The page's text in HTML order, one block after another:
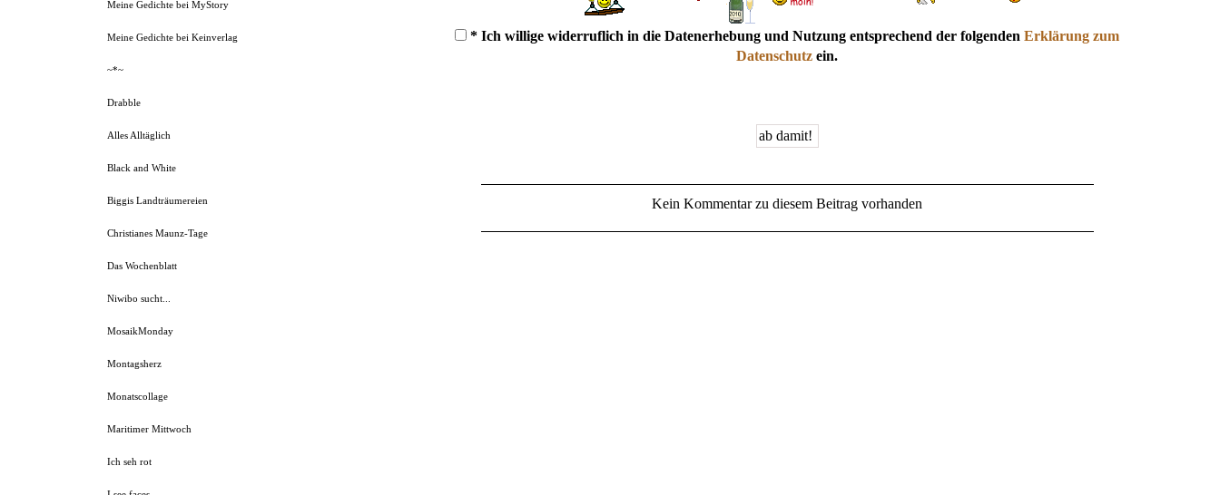
* Ich willige widerruflich in die Datenerhebung und Nutzung entsprechend der folgenden Erklärung zum
Datenschutz ein.
Kein Kommentar zu diesem Beitrag vorhanden
Meine Gedichte bei MyStory
Meine Gedichte bei Keinverlag
~*~
Drabble
Alles Alltäglich
Black and White
Biggis Landträumereien
Christianes Maunz-Tage
Das Wochenblatt
Niwibo sucht...
MosaikMonday
Montagsherz
Monatscollage
Maritimer Mittwoch
Ich seh rot